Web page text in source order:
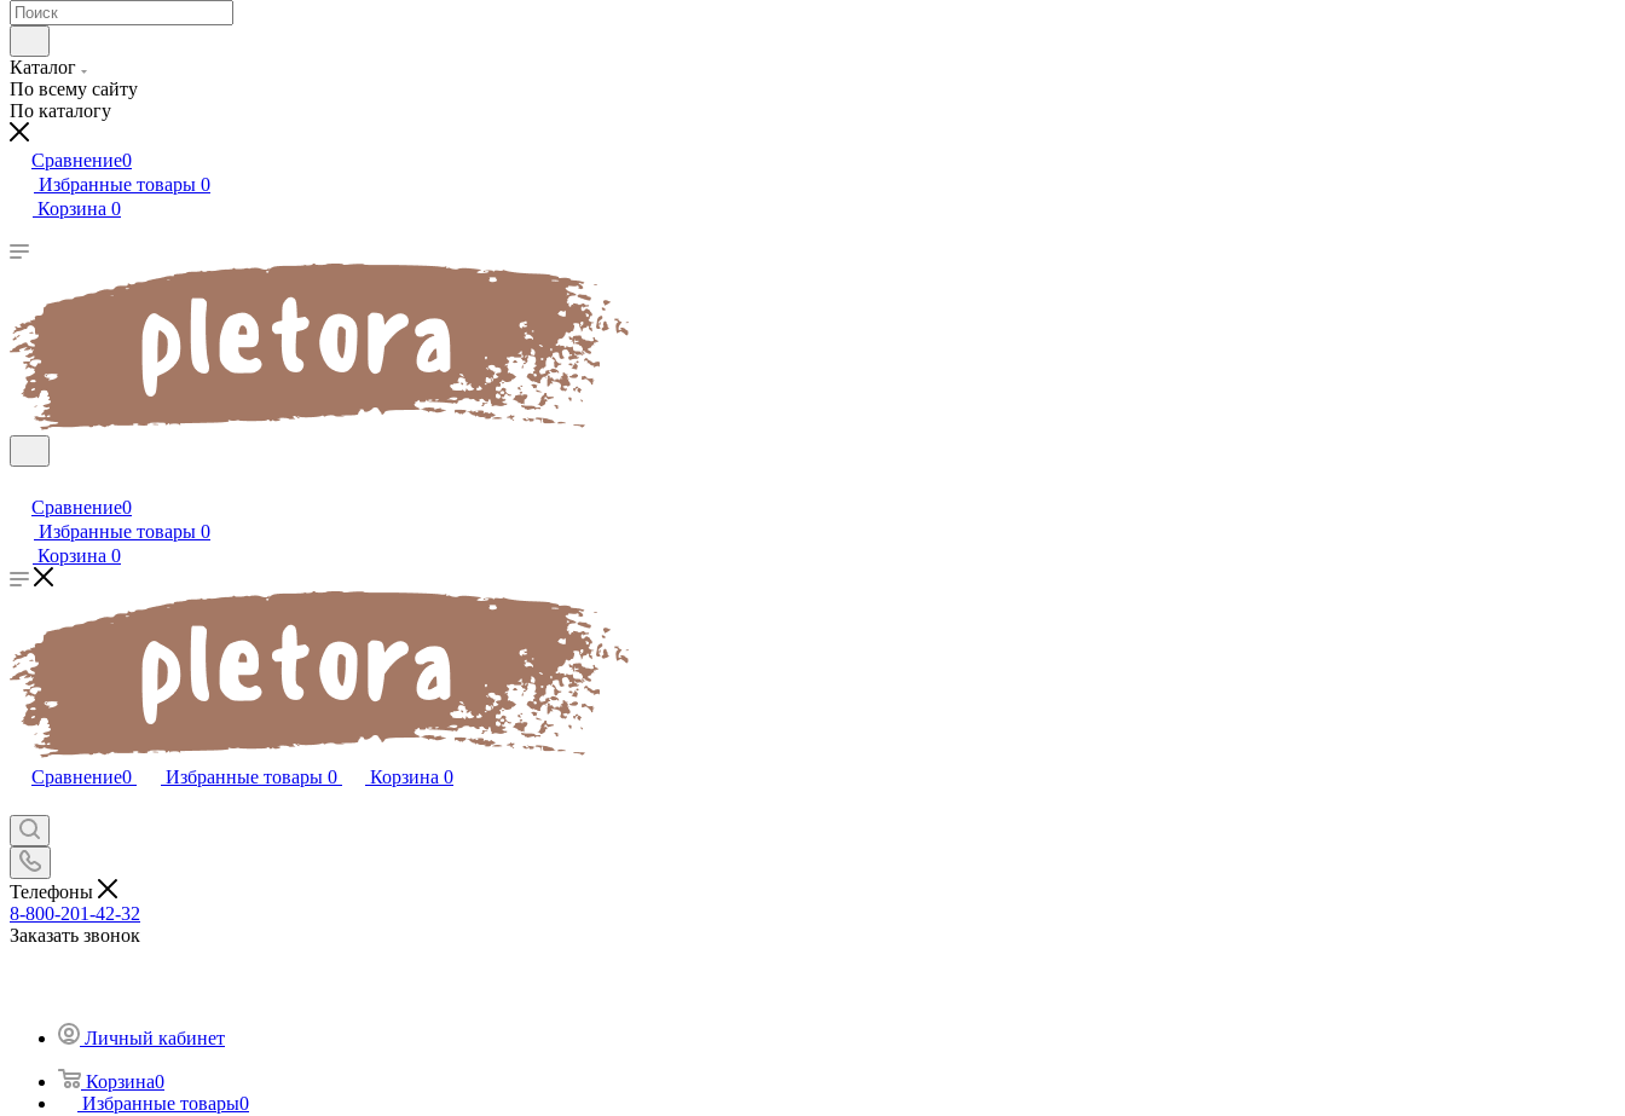
Каталог
По всему сайту
По каталогу
Сравнение0
Избранные товары 0
Корзина 0
Сравнение0
Избранные товары 0
Корзина 0
Сравнение0 Избранные товары 0 Корзина 0
Телефоны
8-800-201-42-32
Заказать звонок
Личный кабинет
Корзина0
Избранные товары0